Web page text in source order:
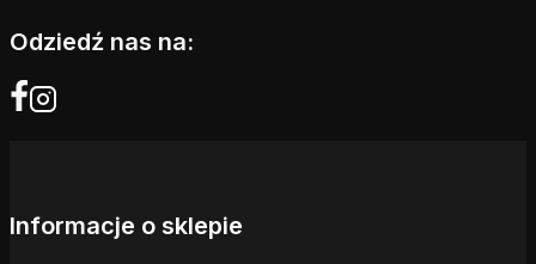
Odziedź nas na:
Informacje o sklepie